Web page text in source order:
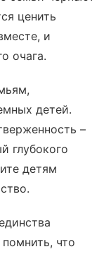
ценить
и
очага.
детей.
–
глубокого
детям
что